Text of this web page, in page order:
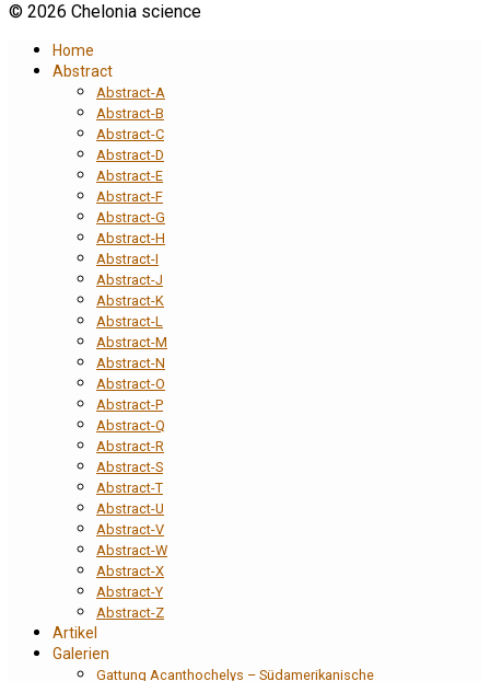
© 2026 Chelonia science
Home
Abstract
Abstract-A
Abstract-B
Abstract-C
Abstract-D
Abstract-E
Abstract-F
Abstract-G
Abstract-H
Abstract-I
Abstract-J
Abstract-K
Abstract-L
Abstract-M
Abstract-N
Abstract-O
Abstract-P
Abstract-Q
Abstract-R
Abstract-S
Abstract-T
Abstract-U
Abstract-V
Abstract-W
Abstract-X
Abstract-Y
Abstract-Z
Artikel
Galerien
Gattung Acanthochelys – Südamerikanische